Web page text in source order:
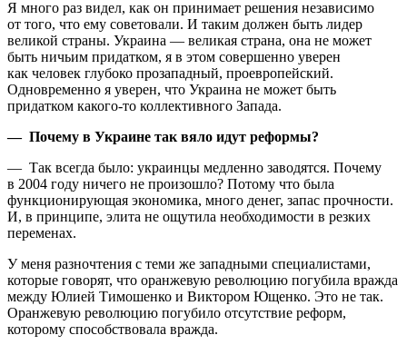
Я много раз видел, как он принимает решения независимо
от того, что ему советовали. И таким должен быть лидер
великой страны. Украина — великая страна, она не может
быть ничьим придатком, я в этом совершенно уверен
как человек глубоко прозападный, проевропейский.
Одновременно я уверен, что Украина не может быть
придатком какого‑то коллективного Запада.
— Почему в Украине так вяло идут реформы?
— Так всегда было: украинцы медленно заводятся. Почему
в 2004 году ничего не произошло? Потому что была
функционирующая экономика, много денег, запас прочности.
И, в принципе, элита не ощутила необходимости в резких
переменах.
У меня разночтения с теми же западными специалистами,
которые говорят, что оранжевую революцию погубила вражда
между Юлией Тимошенко и Виктором Ющенко. Это не так.
Оранжевую революцию погубило отсутствие реформ,
которому способствовала вражда.